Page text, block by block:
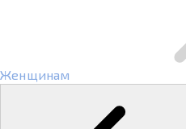
Женщинам